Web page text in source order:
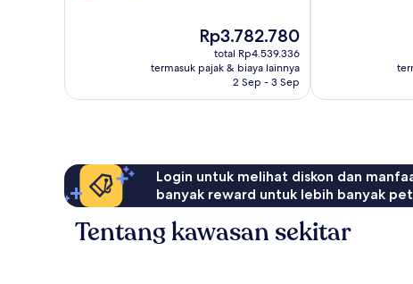
Harga
sekarang
Rp3.782.780
Rp3.782.780
total Rp4.539.336
termasuk pajak & biaya lainnya
2 Sep - 3 Sep
Login untuk melihat diskon dan
banyak reward untuk lebih banyak
Tentang kawasan sekitar